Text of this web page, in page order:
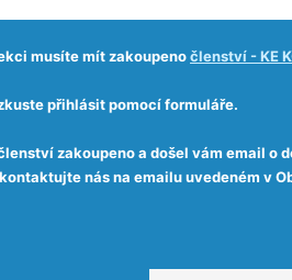
musíte mít zakoupenočlenství - KE
přihlásit pomocí formuláře.
zakoupeno a došel vám email o
nás na emailu uvedeném v